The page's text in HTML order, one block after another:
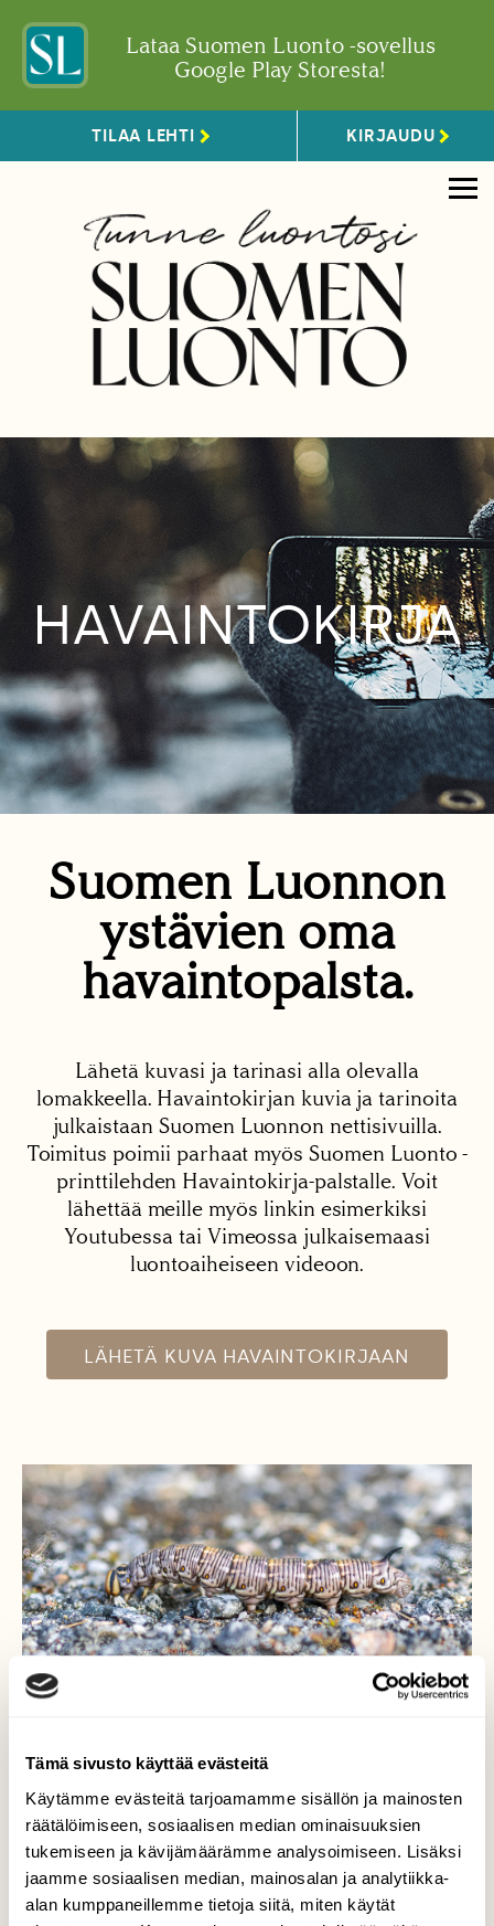
Tämä sivusto käyttää evästeitä
Käytämme evästeitä tarjoamamme sisällön ja mainosten
räätälöimiseen, sosiaalisen median ominaisuuksien
tukemiseen ja kävijämäärämme analysoimiseen. Lisäksi
jaamme sosiaalisen median, mainosalan ja analytiikka-
alan kumppaneillemme tietoja siitä, miten käytät
Lataa Suomen Luonto -sovellus
Google Play Storesta!
TILAA LEHTI KIRJAUDU
HAVAINTOKIRJA
Suomen Luonnon
ystävien oma
havaintopalsta.
Lähetä kuvasi ja tarinasi alla olevalla
lomakkeella. Havaintokirjan kuvia ja tarinoita
julkaistaan Suomen Luonnon nettisivuilla.
Toimitus poimii parhaat myös Suomen Luonto -
printtilehden Havaintokirja-palstalle. Voit
lähettää meille myös linkin esimerkiksi
Youtubessa tai Vimeossa julkaisemaasi
luontoaiheiseen videoon.
LÄHETÄ KUVA HAVAINTOKIRJAAN
Mäntykiitäjän toukka
Elokuussa taitavat perhosen toukat olla
liikkeessä. Tämä otus ylitti pihanmaata ja
toivoin, ettei mikään lintu sitä huomaisi.